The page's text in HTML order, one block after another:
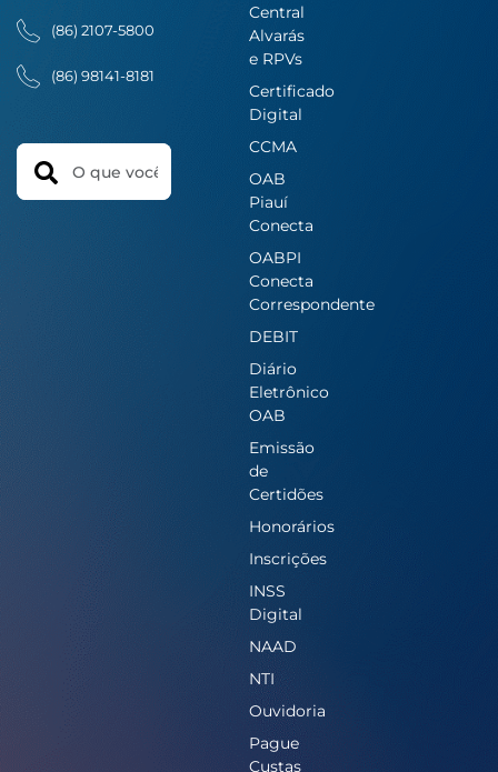
(86) 2107-5800
(86) 98141-8181
Search
Central
Alvarás
e RPVs
Certificado
Digital
CCMA
OAB
Piauí
Conecta
OABPI
Conecta
Correspondente
DEBIT
Diário
Eletrônico
OAB
Emissão
de
Certidões
Honorários
Inscrições
INSS
Digital
NAAD
NTI
Ouvidoria
Pague
Custas